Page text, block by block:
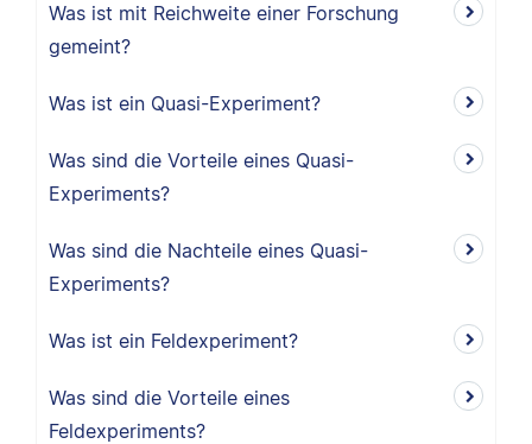
Was ist mit Reichweite einer Forschung
gemeint?
Was ist ein Quasi-Experiment?
Was sind die Vorteile eines Quasi-
Experiments?
Was sind die Nachteile eines Quasi-
Experiments?
Was ist ein Feldexperiment?
Was sind die Vorteile eines
Feldexperiments?